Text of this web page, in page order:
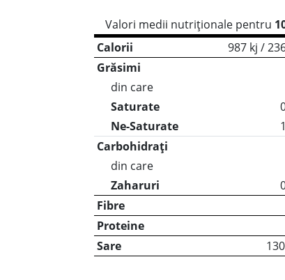
Valori medii nutriționale pentru
Calorii
987 kj /
Grăsimi
din care
Saturate
Ne-Saturate
Carbohidrați
din care
Zaharuri
Fibre
Proteine
Sare